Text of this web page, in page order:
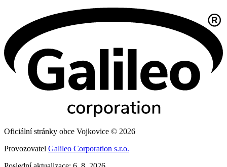
Oficiální stránky obce Vojkovice © 2026
Provozovatel Galileo Corporation s.r.o.